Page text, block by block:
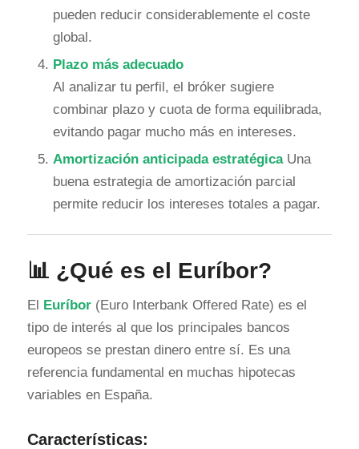
pueden reducir considerablemente el coste
global.
Plazo más adecuado
Al analizar tu perfil, el bróker sugiere
combinar plazo y cuota de forma equilibrada,
evitando pagar mucho más en intereses.
Amortización anticipada estratégicaUna
buena estrategia de amortización parcial
permite reducir los intereses totales a pagar.
📊 ¿Qué es el Euríbor?
El Euríbor(Euro Interbank Offered Rate) es el
tipo de interés al que los principales bancos
europeos se prestan dinero entre sí. Es una
referencia fundamental en muchas hipotecas
variables en España.
Características: